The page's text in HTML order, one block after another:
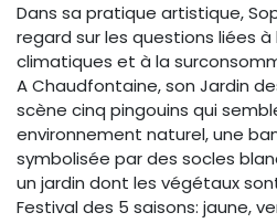
Dans sa pratique artistique,
regard sur les questions liées à
climatiques et à la
A Chaudfontaine, son Jardin
scène cinq pingouins qui
environnement naturel, une
symbolisée par des socles
un jardin dont les végétaux
Festival des 5 saisons: jaune,